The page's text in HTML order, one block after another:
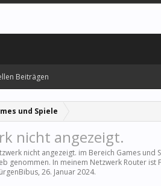
und Spiele
nicht angezeigt.
nicht angezeigt. im Bereich Games und
genommen. In meinem Netzwerk Router
, 26. Januar 2024.
Beiträgen